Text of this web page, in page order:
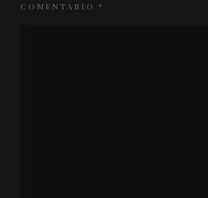
COMENTARIO *